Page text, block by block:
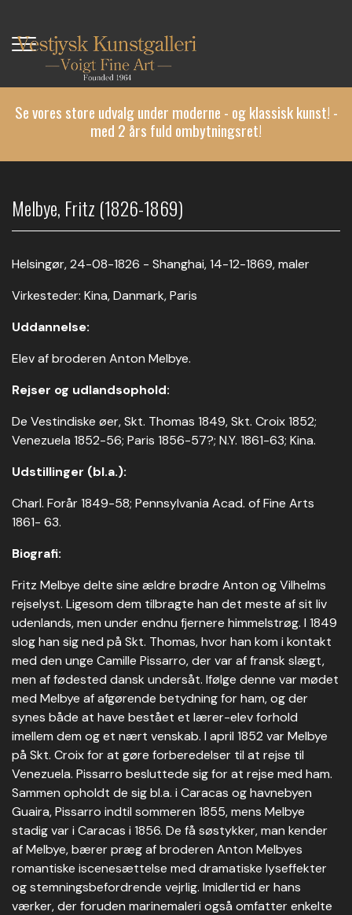
hovedindhold
Se vores store udvalg under moderne - og klassisk kunst! -
med 2 års fuld ombytningsret!
Melbye, Fritz (1826-1869)
Helsingør, 24-08-1826 - Shanghai, 14-12-1869, maler
Virkesteder: Kina, Danmark, Paris
Uddannelse:
Elev af broderen Anton Melbye.
Rejser og udlandsophold:
De Vestindiske øer, Skt. Thomas 1849, Skt. Croix 1852;
Venezuela 1852-56; Paris 1856-57?; N.Y. 1861-63; Kina.
Udstillinger (bl.a.):
Charl. Forår 1849-58; Pennsylvania Acad. of Fine Arts
1861- 63.
Biografi:
Fritz Melbye delte sine ældre brødre Anton og Vilhelms
rejselyst. Ligesom dem tilbragte han det meste af sit liv
udenlands, men under endnu fjernere himmelstrøg. I 1849
slog han sig ned på Skt. Thomas, hvor han kom i kontakt
med den unge Camille Pissarro, der var af fransk slægt,
men af fødested dansk undersåt. Ifølge denne var mødet
med Melbye af afgørende betydning for ham, og der
synes både at have bestået et lærer-elev forhold
imellem dem og et nært venskab. I april 1852 var Melbye
på Skt. Croix for at gøre forberedelser til at rejse til
Venezuela. Pissarro besluttede sig for at rejse med ham.
Sammen opholdt de sig bl.a. i Caracas og havnebyen
Guaira, Pissarro indtil sommeren 1855, mens Melbye
stadig var i Caracas i 1856. De få søstykker, man kender
af Melbye, bærer præg af broderen Anton Melbyes
romantiske iscenesættelse med dramatiske lyseffekter
og stemningsbefordrende vejrlig. Imidlertid er hans
værker, der foruden marinemaleri også omfatter enkelte